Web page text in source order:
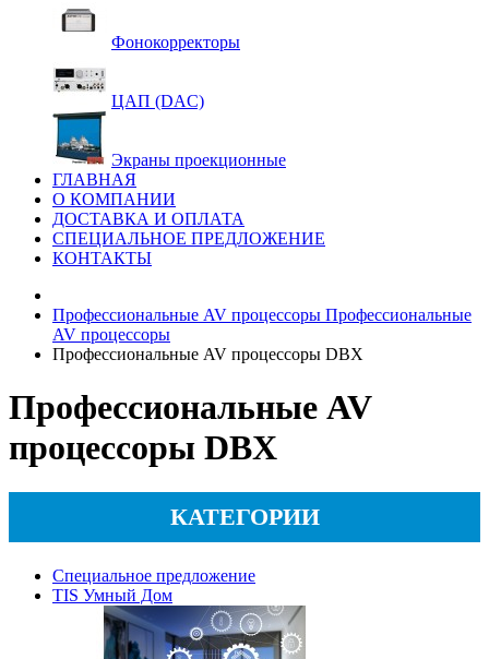
Фонокорректоры
ЦАП (DAC)
Экраны проекционные
ГЛАВНАЯ
О КОМПАНИИ
ДОСТАВКА И ОПЛАТА
СПЕЦИАЛЬНОЕ ПРЕДЛОЖЕНИЕ
КОНТАКТЫ
Профессиональные AV процессоры Профессиональные
AV процессоры
Профессиональные AV процессоры DBX
Профессиональные AV
процессоры DBX
КАТЕГОРИИ
Специальное предложение
TIS Умный Дом